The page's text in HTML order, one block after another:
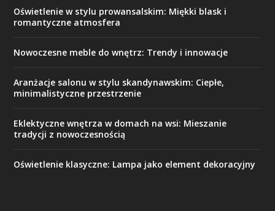
Oświetlenie w stylu prowansalskim: Miękki blask i
romantyczne atmosfera
Nowoczesne meble do wnętrz: Trendy i innowacje
Aranżacje salonu w stylu skandynawskim: Ciepłe,
minimalistyczne przestrzenie
Eklektyczne wnętrza w domach na wsi: Mieszanie
tradycji z nowoczesnością
Oświetlenie klasyczne: Lampa jako element dekoracyjny